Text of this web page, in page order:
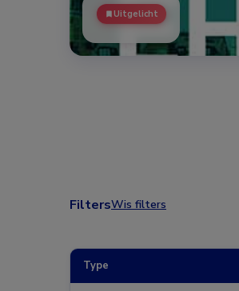
Uitgelicht
FiltersWis filters
Type